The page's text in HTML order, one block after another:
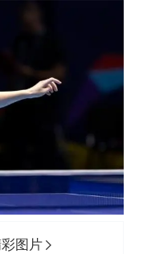
图片